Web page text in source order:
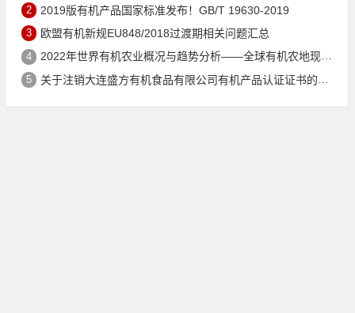
2 2019版有机产品国家标准发布！GB/T 19630-2019
3 欧盟有机新规EU848/2018过渡期相关问题汇总
4 2022年世界有机农业概况与趋势分析——全球有机农地现状与有机食品（含饮料）市场
5 关于注销大连盛方有机食品有限公司有机产品认证证书的公告